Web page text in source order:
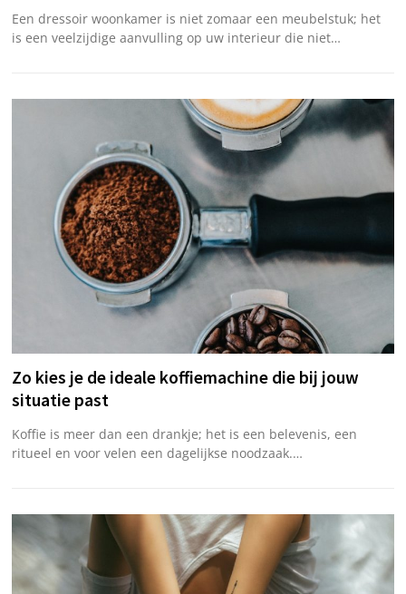
Een dressoir woonkamer is niet zomaar een meubelstuk; het
is een veelzijdige aanvulling op uw interieur die niet…
Zo kies je de ideale koffiemachine die bij jouw
situatie past
Koffie is meer dan een drankje; het is een belevenis, een
ritueel en voor velen een dagelijkse noodzaak.…